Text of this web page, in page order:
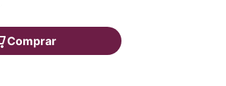
Comprar